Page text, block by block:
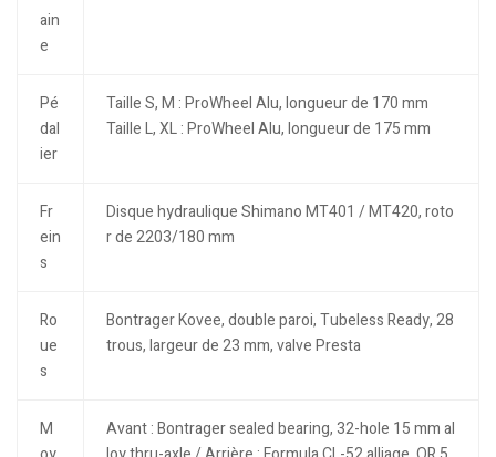
ain
e
Pé
dal
ier
Taille S, M : ProWheel Alu, longueur de 170 mm
Taille L, XL : ProWheel Alu, longueur de 175 mm
Fr
ein
s
Disque hydraulique Shimano MT401 / MT420, roto
r de 2203/180 mm
Ro
ue
s
Bontrager Kovee, double paroi, Tubeless Ready, 28
trous, largeur de 23 mm, valve Presta
M
Avant : Bontrager sealed bearing, 32-hole 15 mm al